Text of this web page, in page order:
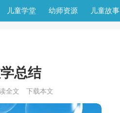
儿童学堂 幼师资源 儿童故事
总结
全文 下载本文